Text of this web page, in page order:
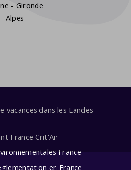
- Gironde
Alpes
vacances dans les Landes -
France Crit'Air
France
en France